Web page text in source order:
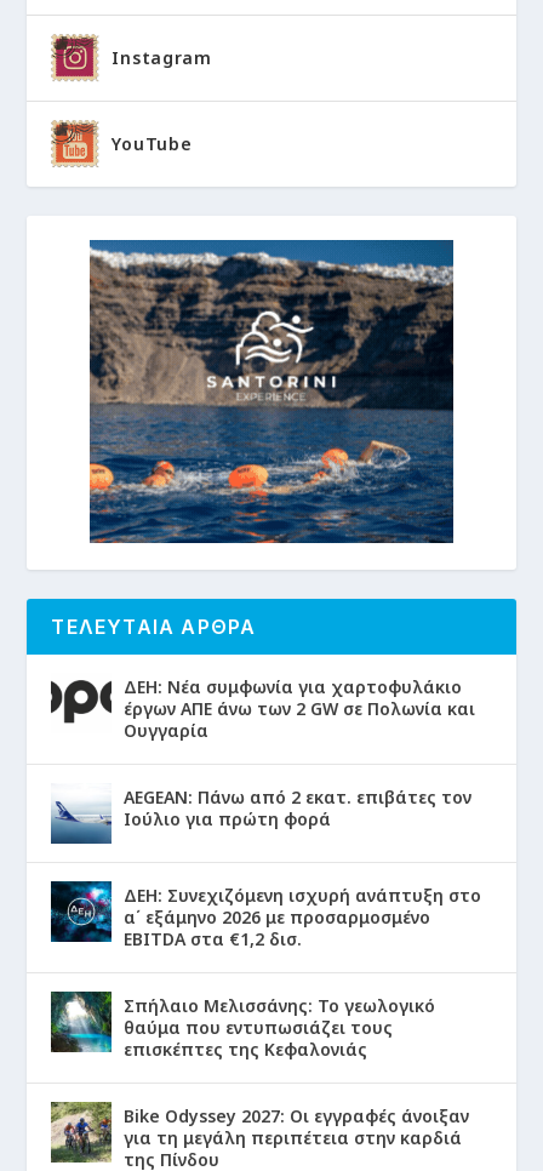
Instagram
YouTube
ΤΕΛΕΥΤΑΙΑ ΑΡΘΡΑ
ΔΕΗ: Νέα συμφωνία για χαρτοφυλάκιο
έργων ΑΠΕ άνω των 2 GW σε Πολωνία και
Ουγγαρία
AEGEAN: Πάνω από 2 εκατ. επιβάτες τον
Ιούλιο για πρώτη φορά
ΔΕΗ: Συνεχιζόμενη ισχυρή ανάπτυξη στο
α΄ εξάμηνο 2026 με προσαρμοσμένο
EBITDA στα €1,2 δισ.
Σπήλαιο Μελισσάνης: Το γεωλογικό
θαύμα που εντυπωσιάζει τους
επισκέπτες της Κεφαλονιάς
Bike Odyssey 2027: Οι εγγραφές άνοιξαν
για τη μεγάλη περιπέτεια στην καρδιά
της Πίνδου